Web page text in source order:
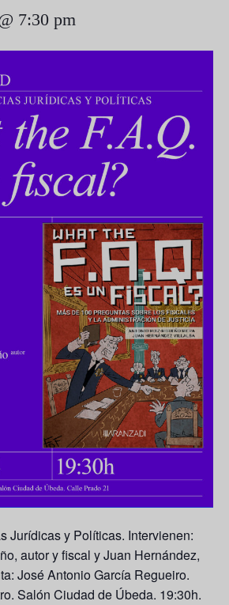
7:30 pm
Jurídicas y Políticas. Intervienen:
autor y fiscal y Juan Hernández,
José Antonio García Regueiro.
Salón Ciudad de Úbeda. 19:30h.